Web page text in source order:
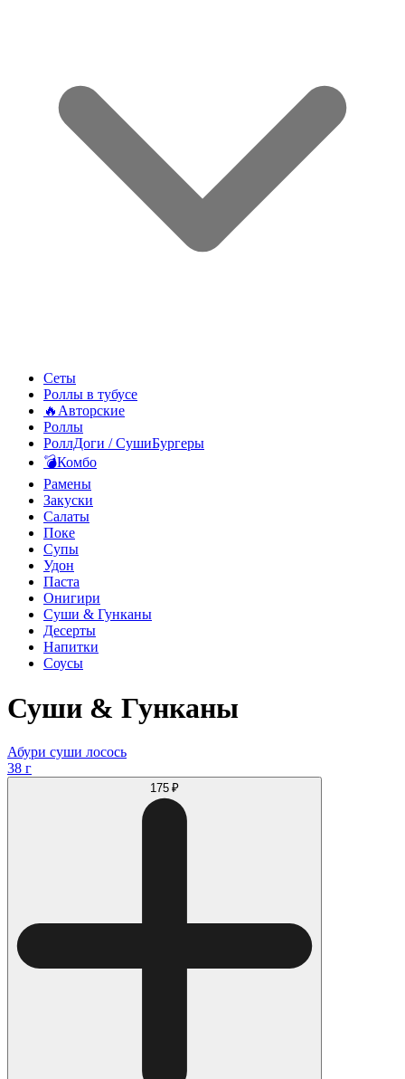
Сеты
Роллы в тубусе
🔥Авторские
Роллы
РоллДоги / СушиБургеры
💣Комбо
Рамены
Закуски
Салаты
Поке
Супы
Удон
Паста
Онигири
Суши & Гунканы
Десерты
Напитки
Соусы
Суши & Гунканы
Абури суши лосось
38 г
175 ₽